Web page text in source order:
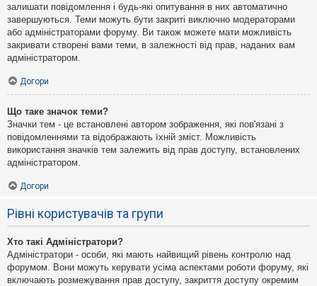
залишати повідомлення і будь-які опитування в них автоматично
завершуються. Теми можуть бути закриті виключно модераторами
або адміністраторами форуму. Ви також можете мати можливість
закривати створені вами теми, в залежності від прав, наданих вам
адміністратором.
Догори
Що таке значок теми?
Значки тем - це встановлені автором зображення, які пов'язані з
повідомленнями та відображають їхній зміст. Можливість
використання значків тем залежить від прав доступу, встановлених
адміністратором.
Догори
Рівні користувачів та групи
Хто такі Адміністратори?
Адміністратори - особи, які мають найвищий рівень контролю над
форумом. Вони можуть керувати усіма аспектами роботи форуму, які
включають розмежування прав доступу, закриття доступу окремим